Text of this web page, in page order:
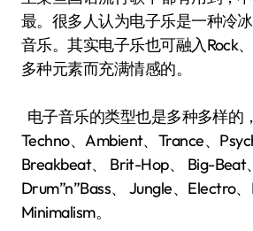
最。很多人认为电子乐是一种冷
音乐。其实电子乐也可融入Rock
多种元素而充满情感的。
电子音乐的类型也是多种多样的
Techno、Ambient、Trance、
Breakbeat、 Brit-Hop、 Big-Beat
Drum”n”Bass、 Jungle、Electro、
Minimalism。